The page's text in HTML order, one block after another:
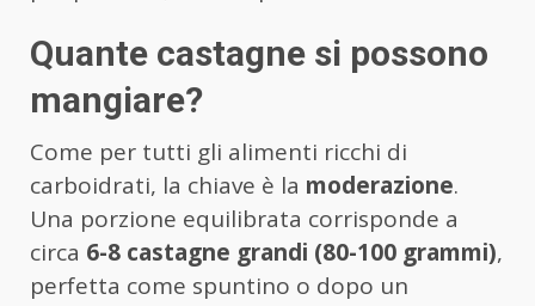
Quante castagne si possono
mangiare?
Come per tutti gli alimenti ricchi di
carboidrati, la chiave è la moderazione.
Una porzione equilibrata corrisponde a
circa 6-8 castagne grandi (80-100 grammi),
perfetta come spuntino o dopo un